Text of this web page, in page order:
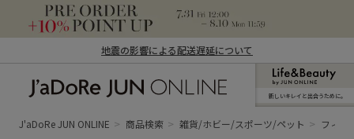
地震の影響による配送遅延について
ン オンライン）
新しいキレイと出合うために。
J'aDoRe JUN ONLINE 商品検索 雑貨/ホビー/スポーツ/ペット フィギ